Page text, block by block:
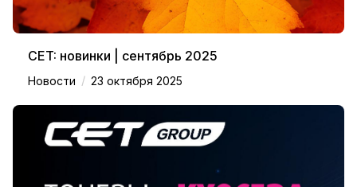
CET: новинки | сентябрь 2025
Новости / 23 октября 2025